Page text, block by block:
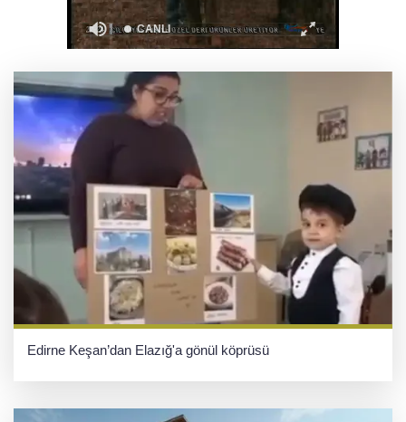
İstanbul Maltepe’de çocuklar kitapların renkli
dünyasında
Edirne Keşan’dan Elazığ'a gönül köprüsü